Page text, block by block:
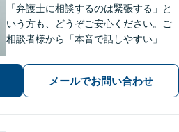
「弁護士に相談するのは緊張する」と
いう方も、どうぞご安心ください。ご
相談者様から「本音で話しやすい」と
婚や借金、刑事事件など幅広い問題に
寄り添い、専門家としての確かな視点
で、あなたとの「二人三脚での解決」
を目指します
メールでお問い合わせ